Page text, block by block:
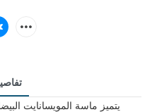
يتميز ماسة المويسانايت